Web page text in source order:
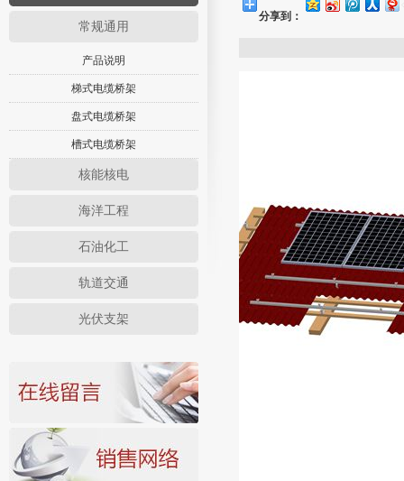
常规通用
产品说明
梯式电缆桥架
盘式电缆桥架
槽式电缆桥架
核能核电
海洋工程
石油化工
轨道交通
光伏支架
分享到：